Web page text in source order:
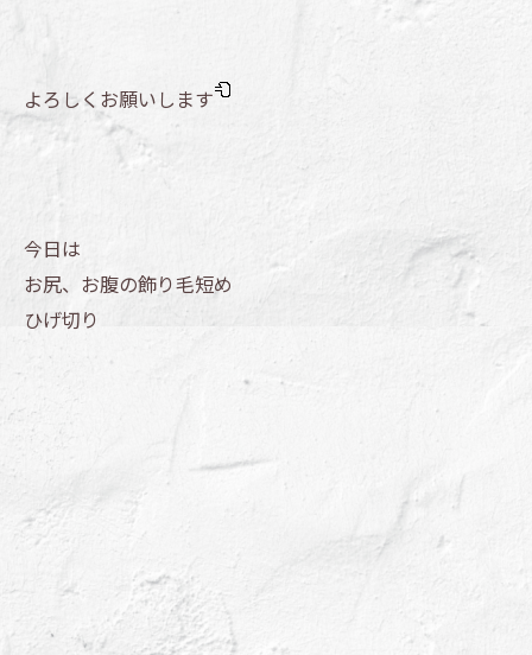
よろしくお願いします
今日は
お尻、お腹の飾り毛短め
ひげ切り